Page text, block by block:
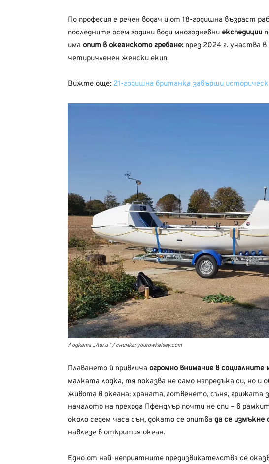
По професия е речен водач и от 18-годишна възраст
последните осем години води многодневни експедиции
има опит в океанското гребане:през 2024 г. участва в
четиричленен женски екип.
Вижте още: 21-годишна британка завърши
Лодката „Лили“ / снимка: yourowkelsey.com
Плаването ѝ привлича огромно внимание в социалните
малката лодка, тя показва не само напредъка си, но и
живота в океана: храната, готвенето, съня, грижата
началото на прехода Пфендлър почти не спи – в
около седем часа сън, докато се опитва да се измъкне
навлезе в открития океан.
Едно от най-неприятните предизвикателства се